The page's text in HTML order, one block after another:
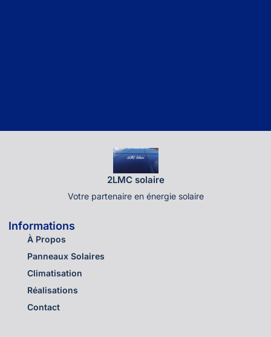
2LMC solaire
Votre partenaire en énergie solaire
Informations
À Propos
Panneaux Solaires
Climatisation
Réalisations
Contact